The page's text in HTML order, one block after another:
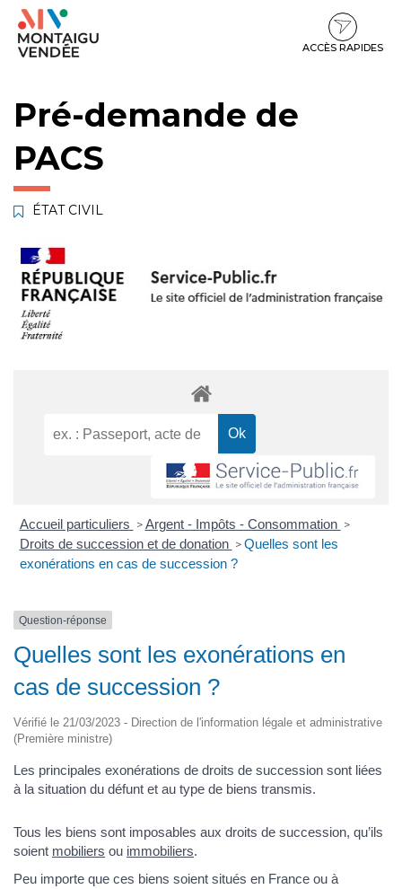
Gestion des traceurs
Aller
Aller
contenu
Aller
pied
ACCÈS RAPIDES
Pré-demande de
PACS
ÉTAT CIVIL
Accueil particuliers > Argent - Impôts - Consommation >
Droits de succession et de donation > Quelles sont les
exonérations en cas de succession ?
Question-réponse
Quelles sont les exonérations en
cas de succession ?
Vérifié le 21/03/2023 - Direction de l'information légale et administrative
(Première ministre)
Les principales exonérations de droits de succession sont liées
à la situation du défunt et au type de biens transmis.
Tous les biens sont imposables aux droits de succession, qu’ils
soient mobiliers ou immobiliers.
Peu importe que ces biens soient situés en France ou à